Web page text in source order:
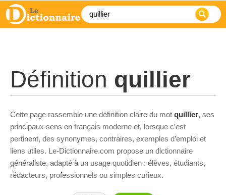
Définition quillier
Cette page rassemble une définition claire du mot quillier, ses
principaux sens en français moderne et, lorsque c’est
pertinent, des synonymes, contraires, exemples d’emploi et
liens utiles. Le-Dictionnaire.com propose un dictionnaire
généraliste, adapté à un usage quotidien : élèves, étudiants,
rédacteurs, professionnels ou simples curieux.